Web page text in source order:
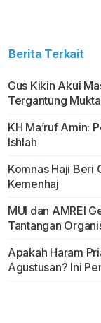
Berita Terkait
Gus Kikin Akui
Tergantung
KH Ma’ruf Amin:
Ishlah
Komnas Haji Beri
Kemenhaj
MUI dan AMREI
Tantangan
Apakah Haram
Agustusan? Ini